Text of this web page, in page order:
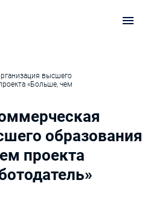
высшего
«Больше, чем
образования
проекта